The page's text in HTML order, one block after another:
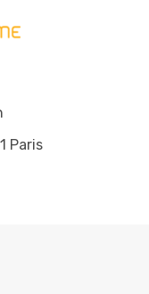
Paris